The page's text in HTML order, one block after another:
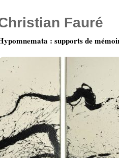
Fauré
: supports de